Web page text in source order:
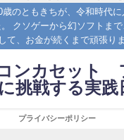
歳のともきちが、令和時代
クソゲーから幻ソフトま
て、お金が続くまで頑張り
ンカセット
挑戦する実践
プライバシーポリシー